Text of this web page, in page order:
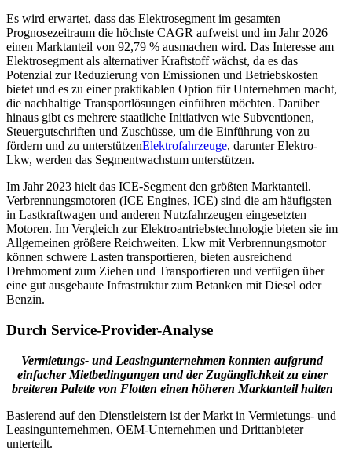
Es wird erwartet, dass das Elektrosegment im gesamten
Prognosezeitraum die höchste CAGR aufweist und im Jahr 2026
einen Marktanteil von 92,79 % ausmachen wird. Das Interesse am
Elektrosegment als alternativer Kraftstoff wächst, da es das
Potenzial zur Reduzierung von Emissionen und Betriebskosten
bietet und es zu einer praktikablen Option für Unternehmen macht,
die nachhaltige Transportlösungen einführen möchten. Darüber
hinaus gibt es mehrere staatliche Initiativen wie Subventionen,
Steuergutschriften und Zuschüsse, um die Einführung von zu
fördern und zu unterstützenElektrofahrzeuge, darunter Elektro-
Lkw, werden das Segmentwachstum unterstützen.
Im Jahr 2023 hielt das ICE-Segment den größten Marktanteil.
Verbrennungsmotoren (ICE Engines, ICE) sind die am häufigsten
in Lastkraftwagen und anderen Nutzfahrzeugen eingesetzten
Motoren. Im Vergleich zur Elektroantriebstechnologie bieten sie im
Allgemeinen größere Reichweiten. Lkw mit Verbrennungsmotor
können schwere Lasten transportieren, bieten ausreichend
Drehmoment zum Ziehen und Transportieren und verfügen über
eine gut ausgebaute Infrastruktur zum Betanken mit Diesel oder
Benzin.
Durch Service-Provider-Analyse
Vermietungs- und Leasingunternehmen konnten aufgrund
einfacher Mietbedingungen und der Zugänglichkeit zu einer
breiteren Palette von Flotten einen höheren Marktanteil halten
Basierend auf den Dienstleistern ist der Markt in Vermietungs- und
Leasingunternehmen, OEM-Unternehmen und Drittanbieter
unterteilt.